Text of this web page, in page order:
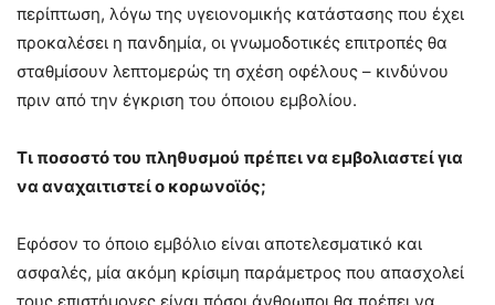
περίπτωση, λόγω της υγειονομικής κατάστασης που έχει
προκαλέσει η πανδημία, οι γνωμοδοτικές επιτροπές θα
σταθμίσουν λεπτομερώς τη σχέση οφέλους – κινδύνου
πριν από την έγκριση του όποιου εμβολίου.
Τι ποσοστό του πληθυσμού πρέπει να εμβολιαστεί για
να αναχαιτιστεί ο κορωνοϊός;
Εφόσον το όποιο εμβόλιο είναι αποτελεσματικό και
ασφαλές, μία ακόμη κρίσιμη παράμετρος που απασχολεί